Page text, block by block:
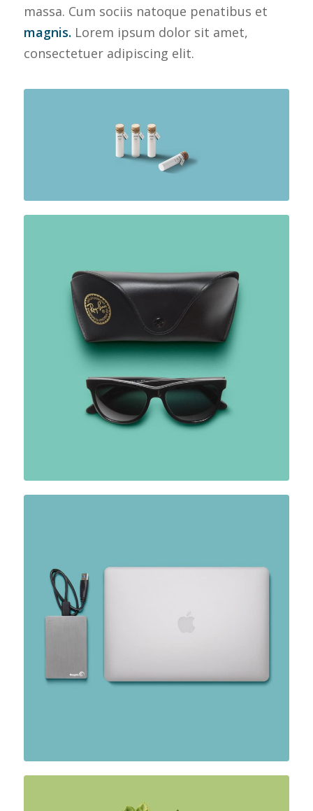
massa. Cum sociis natoque penatibus et
magnis. Lorem ipsum dolor sit amet,
consectetuer adipiscing elit.